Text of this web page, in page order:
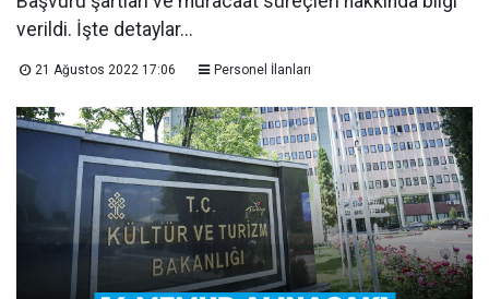
verildi. İşte detaylar...
21 Ağustos 2022 17:06 Personel İlanları